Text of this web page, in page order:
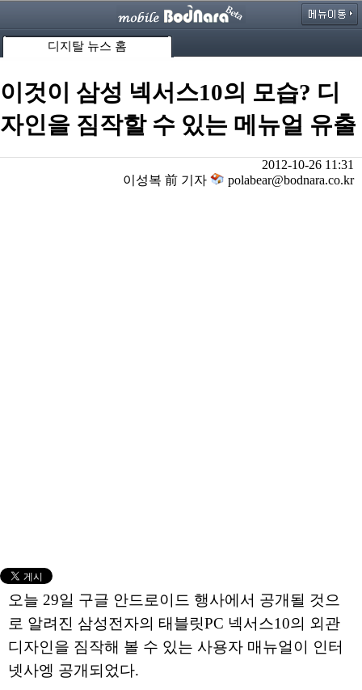
디지탈 뉴스 홈
이것이 삼성 넥서스10의 모습? 디
자인을 짐작할 수 있는 메뉴얼 유출
2012-10-26 11:31
이성복 前 기자
polabear@bodnara.co.kr
오늘 29일 구글 안드로이드 행사에서 공개될 것으
로 알려진 삼성전자의 태블릿PC 넥서스10의 외관
디자인을 짐작해 볼 수 있는 사용자 매뉴얼이 인터
넷사엥 공개되었다.